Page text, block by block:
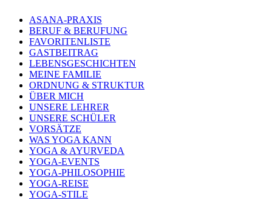
ASANA-PRAXIS
BERUF & BERUFUNG
FAVORITENLISTE
GASTBEITRAG
LEBENSGESCHICHTEN
MEINE FAMILIE
ORDNUNG & STRUKTUR
ÜBER MICH
UNSERE LEHRER
UNSERE SCHÜLER
VORSÄTZE
WAS YOGA KANN
YOGA & AYURVEDA
YOGA-EVENTS
YOGA-PHILOSOPHIE
YOGA-REISE
YOGA-STILE